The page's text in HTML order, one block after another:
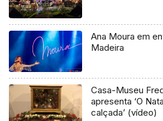
Ana Moura em
Madeira
Casa-Museu
apresenta ‘O
calçada’ (vídeo)